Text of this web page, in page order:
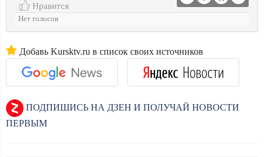
Нравится
Нет голосов
Добавь Kursktv.ru в список своих источников
ПОДПИШИСЬ НА ДЗЕН И ПОЛУЧАЙ НОВОСТИ
ПЕРВЫМ